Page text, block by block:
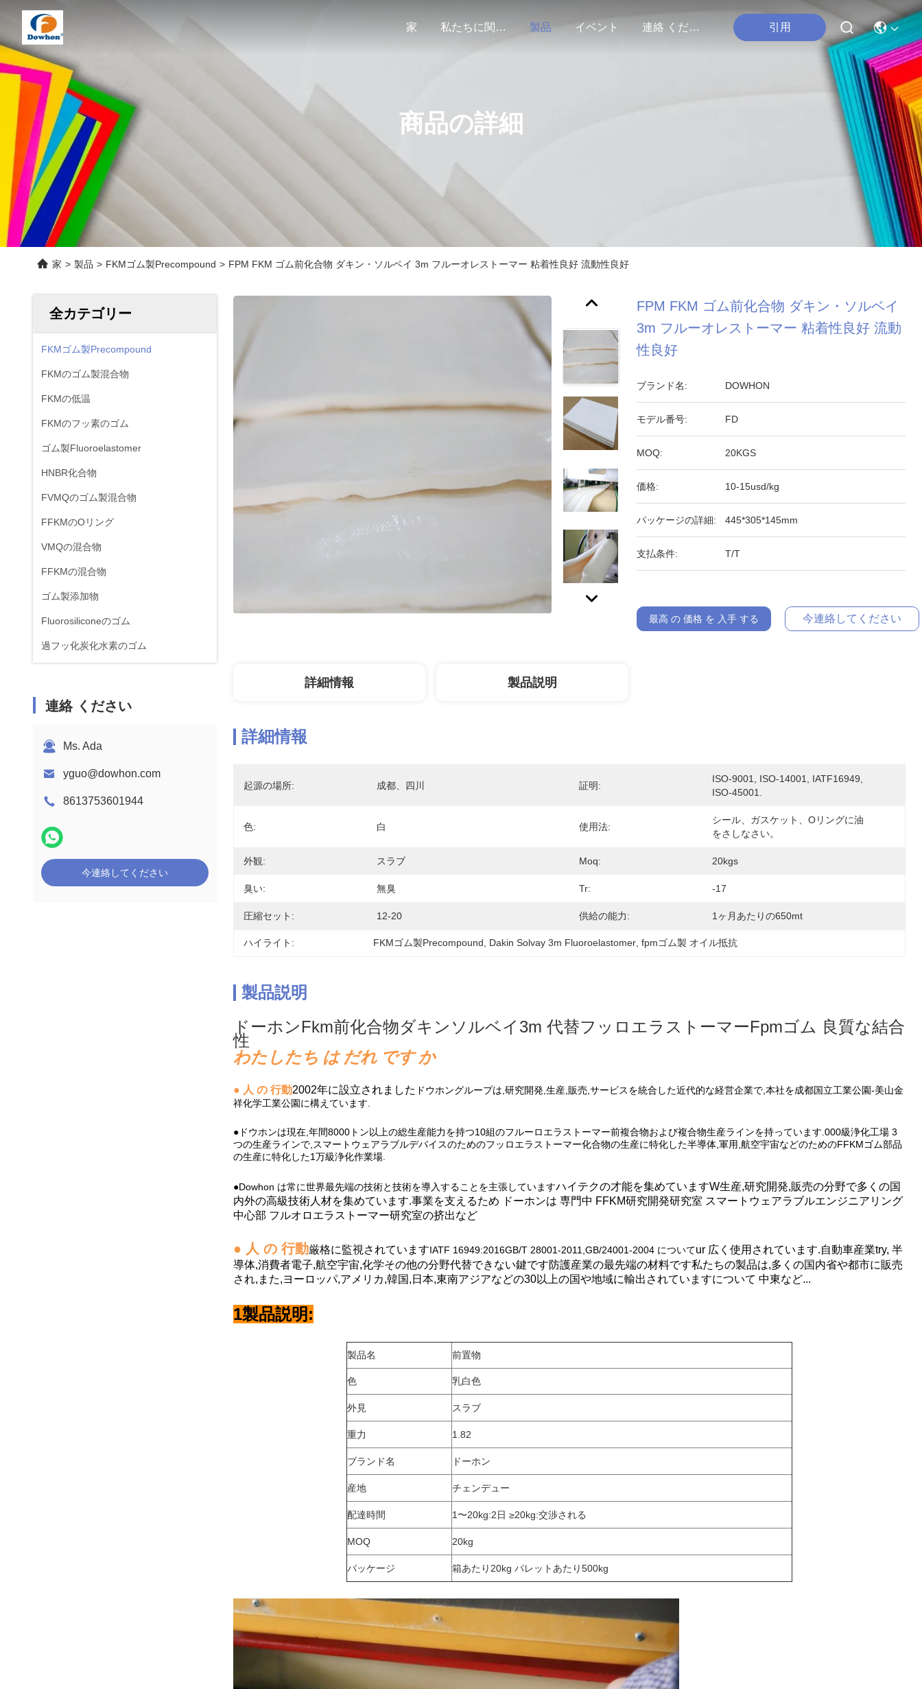
家 私たちに関しては 製品 イベント 連絡 ください 引用
商品の詳細
家 > 製品 > FKMゴム製Precompound > FPM FKM ゴム前化合物 ダキン・ソルベイ 3m フルーオレストーマー 粘着性良好 流動性良好
全カテゴリー
FKMゴム製Precompound
FKMのゴム製混合物
FKMの低温
FKMのフッ素のゴム
ゴム製Fluoroelastomer
HNBR化合物
FVMQのゴム製混合物
FFKMのOリング
VMQの混合物
FFKMの混合物
ゴム製添加物
Fluorosiliconeのゴム
過フッ化炭化水素のゴム
連絡 ください
Ms. Ada
yguo@dowhon.com
8613753601944
今連絡してください
FPM FKM ゴム前化合物 ダキン・ソルベイ
3m フルーオレストーマー 粘着性良好 流動
性良好
ブランド名: DOWHON
モデル番号: FD
MOQ: 20KGS
価格: 10-15usd/kg
パッケージの詳細: 445*305*145mm
支払条件: T/T
最高 の 価格 を 入手 する 今連絡してください
詳細情報 製品説明
詳細情報
起源の場所: 成都、四川 証明:
ISO-9001, ISO-14001, IATF16949,
ISO-45001.
色: 白 使用法:
シール、ガスケット、Oリングに油
をさしなさい。
外観: スラブ Moq: 20kgs
臭い: 無臭 Tr: -17
圧縮セット: 12-20 供給の能力: 1ヶ月あたりの650mt
ハイライト: FKMゴム製Precompound Dakin Solvay 3m Fluoroelastomer , fpmゴム製 オイル抵抗
製品説明
ドーホンFkm前化合物ダキンソルベイ3m 代替フッロエラストーマーFpmゴム 良質な結合
性
わたしたち は だれ です か
● 人 の 行動2002年に設立されました ドウホングループは,研究開発,生産,販売,サービスを統合した近代的な経営企業で,本社を成都国立工業公園-美山金
祥化学工業公園に構えています.
●ドウホンは現在,年間8000トン以上の総生産能力を持つ10組のフルーロエラストーマー前複合物および複合物生産ラインを持っています.000級浄化工場 3
つの生産ラインで,スマートウェアラブルデバイスのためのフッロエラストーマー化合物の生産に特化した半導体,軍用,航空宇宙などのためのFFKMゴム部品
の生産に特化した1万級浄化作業場.
●Dowhon は常に世界最先端の技術と技術を導入することを主張していますハイテクの才能を集めていますW生産,研究開発,販売の分野で多くの国
内外の高級技術人材を集めています.事業を支えるため ドーホンは 専門中 FFKM研究開発研究室 スマートウェアラブルエンジニアリング
中心部 フルオロエラストーマー研究室の挤出など
● 人 の 行動厳格に監視されていますIATF 16949:2016GB/T 28001-2011,GB/24001-2004 についてur 広く使用されています.自動車産業try, 半
導体,消費者電子,航空宇宙,化学その他の分野代替できない鍵です防護産業の最先端の材料です私たちの製品は,多くの国内省や都市に販売
され,また,ヨーロッパ,アメリカ,韓国,日本,東南アジアなどの30以上の国や地域に輸出されていますについて 中東など...
1製品説明:
製品名 前置物
色 乳白色
外見 スラブ
重力 1.82
ブランド名 ドーホン
産地 チェンデュー
配達時間 1〜20kg:2日 ≥20kg:交渉される
MOQ 20kg
パッケージ 箱あたり20kg パレットあたり500kg